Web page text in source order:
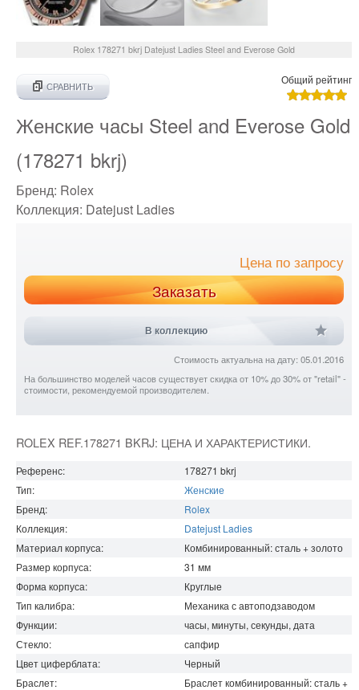
Rolex 178271 bkrj Datejust Ladies Steel and Everose Gold
СРАВНИТЬ
Общий рейтинг
Женские часы Steel and Everose Gold
(178271 bkrj)
Бренд: Rolex
Коллекция: Datejust Ladies
Цена по запросу
Заказать
В коллекцию
Стоимость актуальна на дату: 05.01.2016
На большинство моделей часов существует скидка от 10% до 30% от "retail" -
стоимости, рекомендуемой производителем.
ROLEX REF.178271 BKRJ: ЦЕНА И ХАРАКТЕРИСТИКИ.
Референс:
178271 bkrj
Тип:
Женские
Бренд:
Rolex
Коллекция:
Datejust Ladies
Материал корпуса:
Комбинированный: сталь + золото
Размер корпуса:
31 мм
Форма корпуса:
Круглые
Тип калибра:
Механика с автоподзаводом
Функции:
часы, минуты, секунды, дата
Стекло:
сапфир
Цвет циферблата:
Черный
Браслет:
Браслет комбинированный: сталь +